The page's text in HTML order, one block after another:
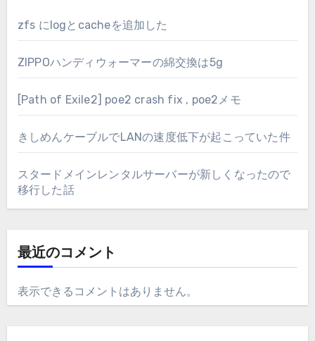
zfs にlogとcacheを追加した
ZIPPOハンディウォーマーの綿交換は5g
[Path of Exile2] poe2 crash fix , poe2メモ
きしめんケーブルでLANの速度低下が起こっていた件
スタードメインレンタルサーバーが新しくなったので
移行した話
最近のコメント
表示できるコメントはありません。